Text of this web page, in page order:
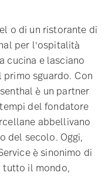
o di un ristorante di
per l'ospitalità
cucina e lasciano
sguardo. Con
è un partner
del fondatore
abbellivano
del secolo. Oggi,
è sinonimo di
tutto il mondo,